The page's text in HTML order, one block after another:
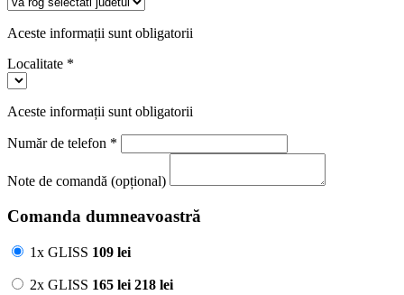
Aceste informații sunt obligatorii
Localitate *
Aceste informații sunt obligatorii
Număr de telefon *
Note de comandă (opțional)
Comanda dumneavoastră
1x GLISS 109 lei
2x GLISS 165 lei 218 lei